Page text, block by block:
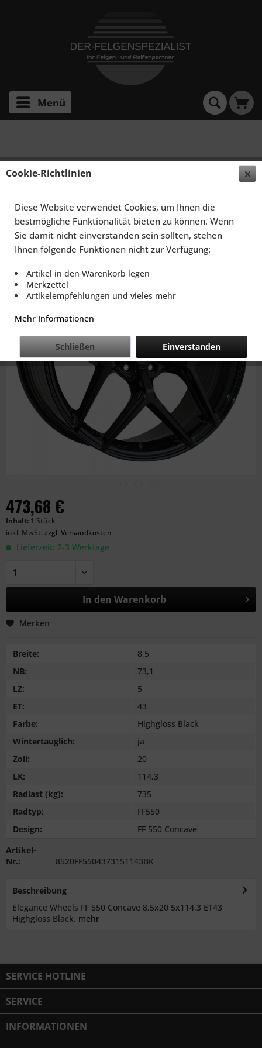
Menü
ELEGANCE WHEELS FF 550 CONCAVE 8,5X20
5X114,3 ET43 HIGHGLOSS BLACK
473,68 €
Inhalt: 1 Stück
inkl. MwSt. zzgl. Versandkosten
Lieferzeit: 2-3 Werktage
In den Warenkorb
Merken
Breite:
8,5
NB:
73,1
LZ:
5
ET:
43
Farbe:
Highgloss Black
Wintertauglich:
ja
Zoll:
20
LK:
114,3
Radlast (kg):
735
Radtyp:
FF550
Design:
FF 550 Concave
Artikel-
Nr.:
8520FF5504373151143BK
Beschreibung
Elegance Wheels FF 550 Concave 8,5x20 5x114,3 ET43
Highgloss Black. mehr
SERVICE HOTLINE
SERVICE
INFORMATIONEN
Cookie-Richtlinien
Diese Website verwendet Cookies, um Ihnen die
bestmögliche Funktionalität bieten zu können. Wenn
Sie damit nicht einverstanden sein sollten, stehen
Ihnen folgende Funktionen nicht zur Verfügung:
Artikel in den Warenkorb legen
Merkzettel
Artikelempfehlungen und vieles mehr
Mehr Informationen
Einverstanden
Schließen